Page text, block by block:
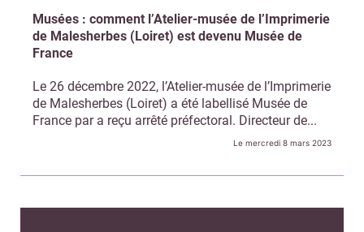
Musées : comment l’Atelier-musée de l’Imprimerie
de Malesherbes (Loiret) est devenu Musée de
France
Le 26 décembre 2022, l’Atelier-musée de l’Imprimerie
de Malesherbes (Loiret) a été labellisé Musée de
France par a reçu arrêté préfectoral. Directeur de...
Le mercredi 8 mars 2023